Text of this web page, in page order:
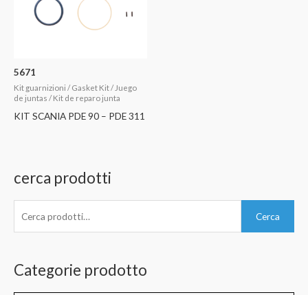
5671
Kit guarnizioni / Gasket Kit / Juego
de juntas / Kit de reparo junta
KIT SCANIA PDE 90 – PDE 311
cerca prodotti
c
Cerca
Categorie prodotto